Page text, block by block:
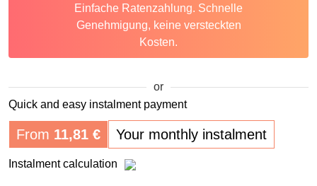
Einfache Ratenzahlung. Schnelle
Genehmigung, keine versteckten
Kosten.
or
Quick and easy instalment payment
From 11,81 € Your monthly instalment
Instalment calculation